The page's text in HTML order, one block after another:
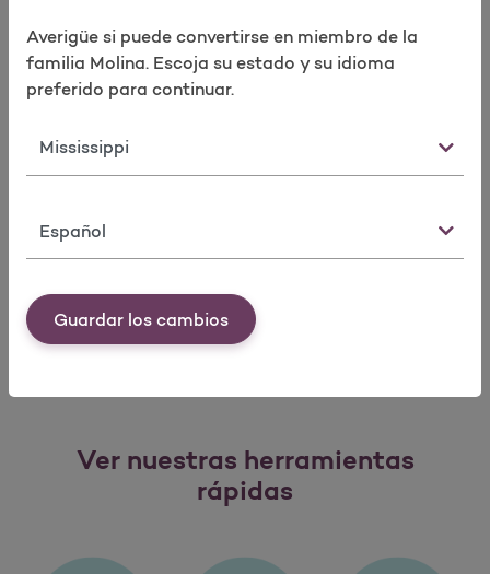
Averigüe si puede convertirse en miembro de la
familia Molina. Escoja su estado y su idioma
preferido para continuar.
Estado
Idioma
Guardar los cambios
​Más información Boletines informativos
¿Qué es el uso compartido de datos?
Dado que es un miembro valioso, ahora puede ver
rápidamente y en un solo lugar.
​Más información&#191;Qu&#233; es el uso
Ver nuestras herramientas
rápidas